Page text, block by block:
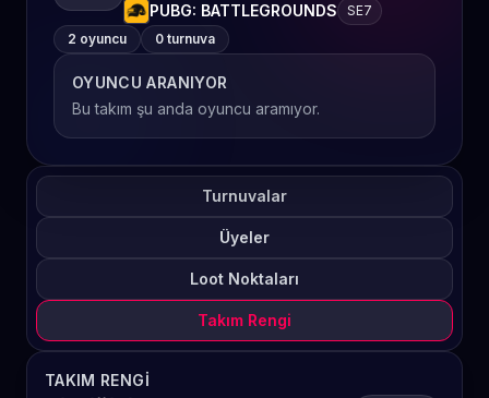
PUBG: BATTLEGROUNDS
SE7
2 oyuncu
0 turnuva
OYUNCU ARANIYOR
Bu takım şu anda oyuncu aramıyor.
Turnuvalar
Üyeler
Loot Noktaları
Takım Rengi
TAKIM RENGI